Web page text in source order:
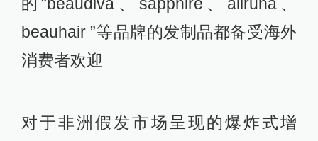
的“beaudiva、sapphire、allruna、
beauhair ”等品牌的发制品都备受海外
消费者欢迎
对于非洲假发市场呈现的爆炸式增